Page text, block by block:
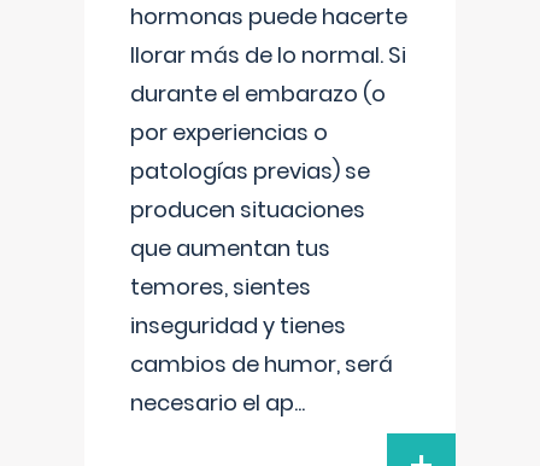
hormonas puede hacerte
llorar más de lo normal. Si
durante el embarazo (o
por experiencias o
patologías previas) se
producen situaciones
que aumentan tus
temores, sientes
inseguridad y tienes
cambios de humor, será
necesario el ap...